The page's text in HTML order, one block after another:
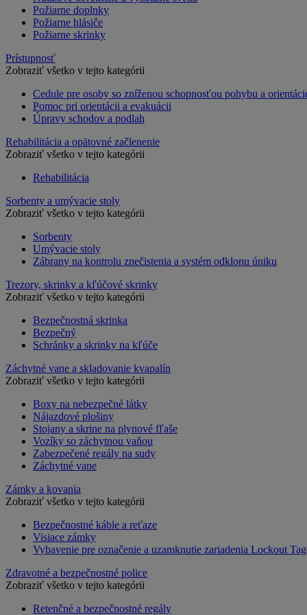
Požiarne doplnky
Požiarne hlásiče
Požiarne skrinky
Prístupnosť
Zobraziť všetko v tejto kategórii
Cedule pre osoby so zníženou schopnosťou pohybu a
Pomoc pri orientácii a evakuácii
Úpravy schodov a podlah
Rehabilitácia a opätovné začlenenie
Zobraziť všetko v tejto kategórii
Rehabilitácia
Sorbenty a umývacie stoly
Zobraziť všetko v tejto kategórii
Sorbenty
Umývacie stoly
Zábrany na kontrolu znečistenia a systém odklonu úniku
Trezory, skrinky a kľúčové skrinky
Zobraziť všetko v tejto kategórii
Bezpečnostná skrinka
Bezpečný
Schránky a skrinky na kľúče
Záchytné vane a skladovanie kvapalín
Zobraziť všetko v tejto kategórii
Boxy na nebezpečné látky
Nájazdové plošiny
Stojany a skrine na plynové fľaše
Vozíky so záchytnou vaňou
Zabezpečené regály na sudy
Záchytné vane
Zámky a kovania
Zobraziť všetko v tejto kategórii
Bezpečnostné káble a reťaze
Visiace zámky
Vybavenie pre označenie a uzamknutie zariadenia Lockout
Zdravotné a bezpečnostné police
Zobraziť všetko v tejto kategórii
Retenčné a bezpečnostné regály